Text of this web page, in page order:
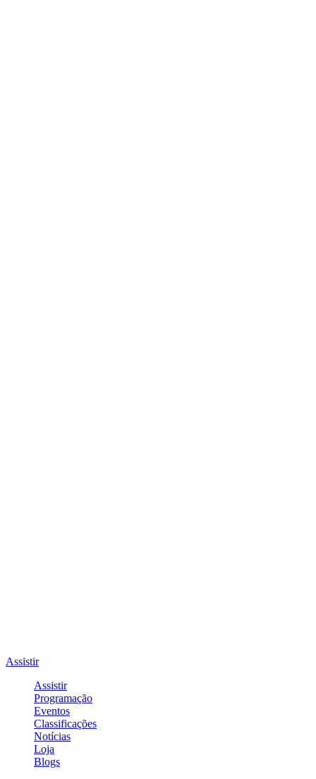
Assistir
Assistir
Programação
Eventos
Classificações
Notícias
Loja
Blogs